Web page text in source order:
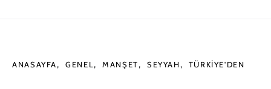
ANASAYFA GENEL MANŞET SEYYAH TÜRKIYE'DEN